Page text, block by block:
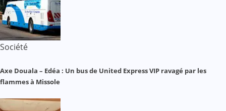
Société
Axe Douala – Edéa : Un bus de United Express VIP ravagé par les
flammes à Missole